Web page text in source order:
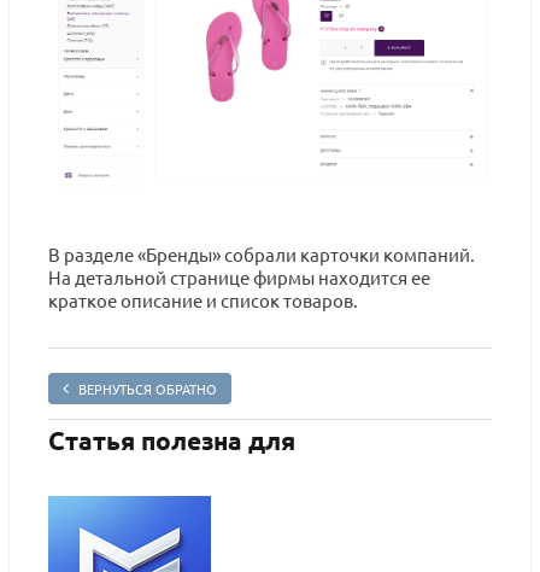
В разделе «Бренды» собрали карточки компаний.
На детальной странице фирмы находится ее
краткое описание и список товаров.
ВЕРНУТЬСЯ ОБРАТНО
Статья полезна для